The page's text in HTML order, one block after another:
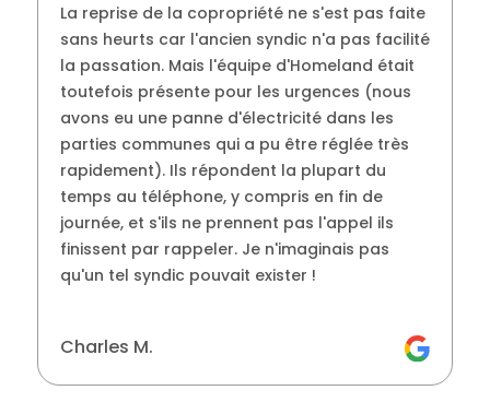
La reprise de la copropriété ne s'est pas faite
sans heurts car l'ancien syndic n'a pas facilité
la passation. Mais l'équipe d'Homeland était
toutefois présente pour les urgences (nous
avons eu une panne d'électricité dans les
parties communes qui a pu être réglée très
rapidement). Ils répondent la plupart du
temps au téléphone, y compris en fin de
journée, et s'ils ne prennent pas l'appel ils
finissent par rappeler. Je n'imaginais pas
qu'un tel syndic pouvait exister !
Charles M.